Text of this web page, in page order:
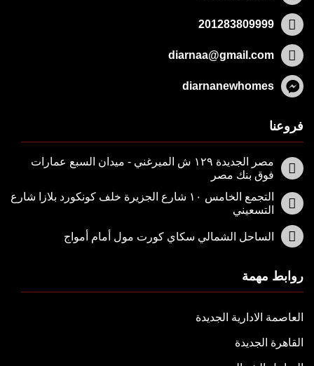
201283809999
diarnaa@gmail.com
diarnanewhomes
فروعنا
مصر الجديدة ١٢٩ ش الميرغني - ميدان السبع عمارات
فوق بنك مصر
التجمع الخامس ١٠ شارع الجزيرة خلف كونكورد بلازا شارع
التسعيني
الساحل الشمالي سكاي كورت مول أمام أمواج
روابط مهمة
العاصمة الادارية الجديدة
القاهرة الجديدة